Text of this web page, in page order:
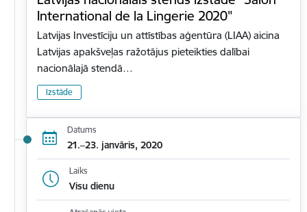
International de la Lingerie 2020"
Latvijas Investīciju un attīstības aģentūra (LIAA) aicina
Latvijas apakšveļas ražotājus pieteikties dalībai
nacionālajā stendā…
Izstāde
Datums
21.–23. janvāris, 2020
Laiks
Visu dienu